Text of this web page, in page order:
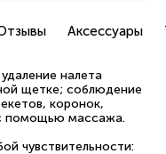
Аксессуары
налета
щетке; соблюдение
коронок,
помощью массажа.
чувствительности: